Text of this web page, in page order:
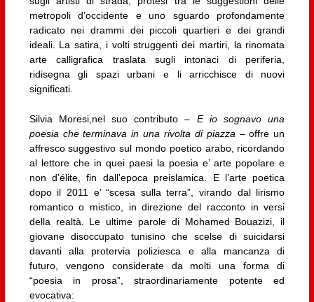
metropoli d’occidente e uno sguardo profondamente
radicato nei drammi dei piccoli quartieri e dei grandi
ideali. La satira, i volti struggenti dei martiri, la rinomata
arte calligrafica traslata sugli intonaci di periferia,
ridisegna gli spazi urbani e li arricchisce di nuovi
significati.
Silvia Moresi,nel suo contributo – E io sognavo una
poesia che terminava in una rivolta di piazza – offre un
affresco suggestivo sul mondo poetico arabo, ricordando
al lettore che in quei paesi la poesia e’ arte popolare e
non d’élite, fin dall’epoca preislamica. E l’arte poetica
dopo il 2011 e’ “scesa sulla terra”, virando dal lirismo
romantico o mistico, in direzione del racconto in versi
della realtà. Le ultime parole di Mohamed Bouazizi, il
giovane disoccupato tunisino che scelse di suicidarsi
davanti alla protervia poliziesca e alla mancanza di
futuro, vengono considerate da molti una forma di
“poesia in prosa”, straordinariamente potente ed
evocativa: